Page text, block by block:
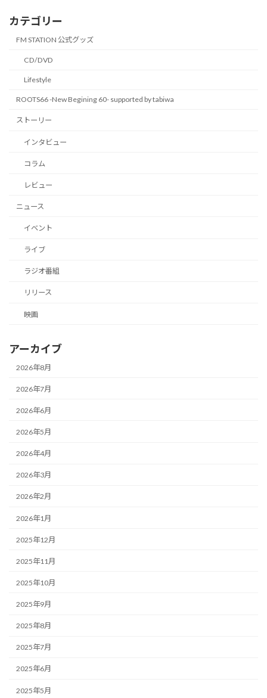
カテゴリー
FM STATION 公式グッズ
CD/DVD
Lifestyle
ROOTS66 -New Begining 60- supported by tabiwa
ストーリー
インタビュー
コラム
レビュー
ニュース
イベント
ライブ
ラジオ番組
リリース
映画
アーカイブ
2026年8月
2026年7月
2026年6月
2026年5月
2026年4月
2026年3月
2026年2月
2026年1月
2025年12月
2025年11月
2025年10月
2025年9月
2025年8月
2025年7月
2025年6月
2025年5月